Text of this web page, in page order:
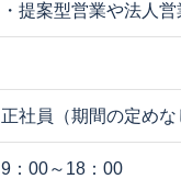
・提案型営業や法人
正社員（期間の定めな
9：00～18：00